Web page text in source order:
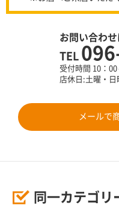
お問い合わせ
TEL
受付時間 10：
店休日:土曜・日
メールで
同一カテゴリ